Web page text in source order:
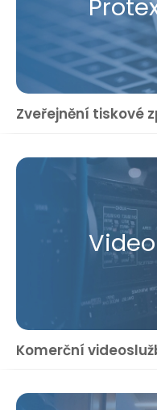
Zveřejnění tiskové
Komerční